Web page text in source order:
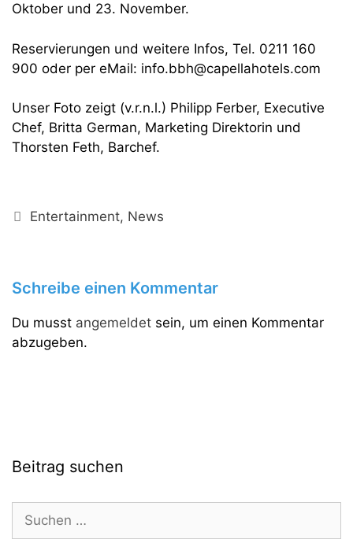
Oktober und 23. November.
Reservierungen und weitere Infos, Tel. 0211 160
900 oder per eMail: info.bbh@capellahotels.com
Unser Foto zeigt (v.r.n.l.) Philipp Ferber, Executive
Chef, Britta German, Marketing Direktorin und
Thorsten Feth, Barchef.
Kategorien
Entertainment, News
Schreibe einen Kommentar
Du musst angemeldet sein, um einen Kommentar
abzugeben.
Beitrag suchen
Suchen
nach: